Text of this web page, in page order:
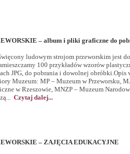
– album i pliki graficzne do
ludowym strojom przeworskim jest
100 przykładów wzorów
JPG, do pobrania i dowolnej obróbki.Opis
Muzeum: MP – Muzeum w Przeworsku,
w Rzeszowie, MNZP – Muzeum
Czytaj dalej...
– ZAJĘCIA EDUKACYJNE